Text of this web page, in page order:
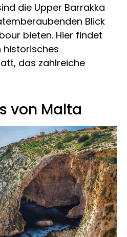
die Upper Barrakka
Blick
bieten. Hier findet
historisches
das zahlreiche
von Malta